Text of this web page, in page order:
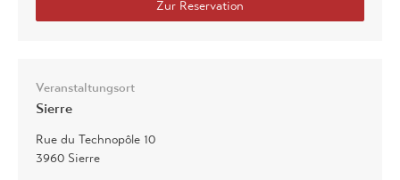
Veranstaltungsort
Sierre
Rue du Technopôle 10
3960 Sierre